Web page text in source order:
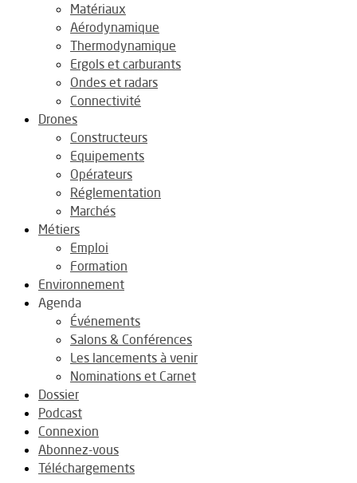
Matériaux
Aérodynamique
Thermodynamique
Ergols et carburants
Ondes et radars
Connectivité
Drones
Constructeurs
Equipements
Opérateurs
Réglementation
Marchés
Métiers
Emploi
Formation
Environnement
Agenda
Événements
Salons & Conférences
Les lancements à venir
Nominations et Carnet
Dossier
Podcast
Connexion
Abonnez-vous
Téléchargements